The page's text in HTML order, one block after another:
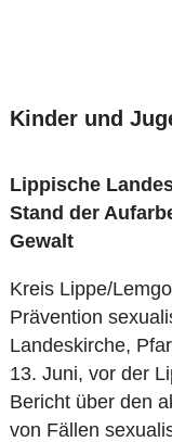
Kinder und
Lippische
Stand der
Gewalt
Kreis Lippe/
Prävention
Landeskirche,
13. Juni, vor der
Bericht über den
von Fällen